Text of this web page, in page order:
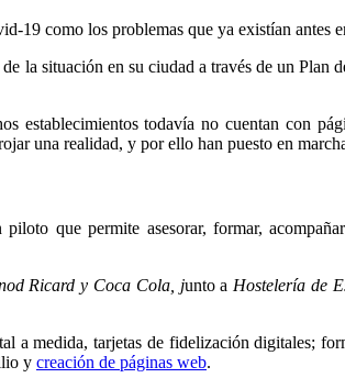
19 como los problemas que ya existían antes
la situación en su ciudad a través de un Plan
establecimientos todavía no cuentan con
una realidad, y por ello han puesto en
que permite asesorar, formar,
Ricard y Coca Cola, junto a Hostelería de
a medida, tarjetas de fidelización digitales;
y creación de páginas web.